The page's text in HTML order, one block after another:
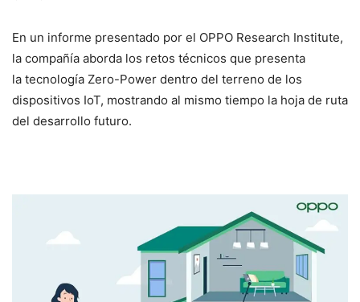
En un informe presentado por el OPPO Research Institute,
la compañía aborda los retos técnicos que presenta
la tecnología Zero-Power dentro del terreno de los
dispositivos IoT, mostrando al mismo tiempo la hoja de ruta
del desarrollo futuro.